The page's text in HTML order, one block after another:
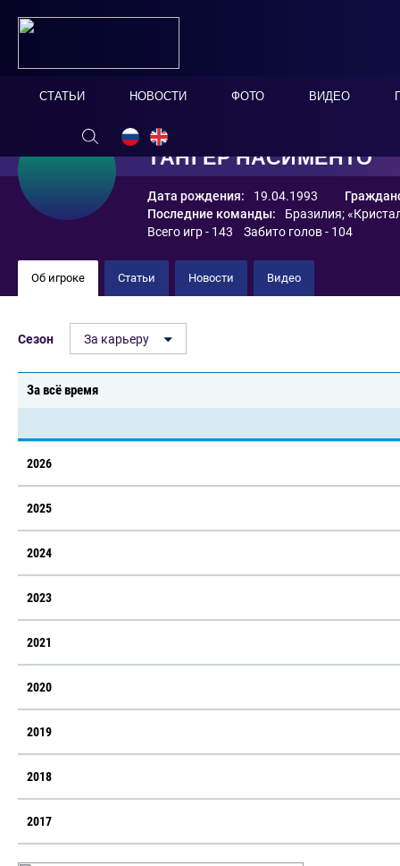
СТАТЬИ НОВОСТИ ФОТО ВИДЕО
ТАНГЕР НАСИМЕНТО
Дата рождения: 19.04.1993
Последние команды:
Бразилия;
Всего игр - 143 Забито голов - 104
Об игроке Статьи Новости Видео
Сезон За карьеру
За всё время
2026
2025
2024
2023
2021
2020
2019
2018
2017